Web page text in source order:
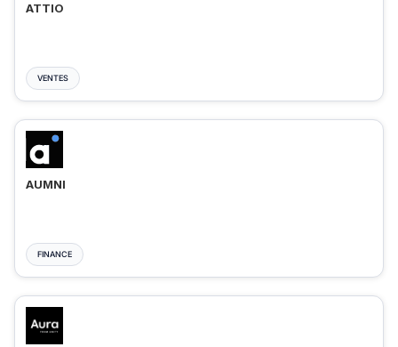
ATTIO
VENTES
AUMNI
FINANCE